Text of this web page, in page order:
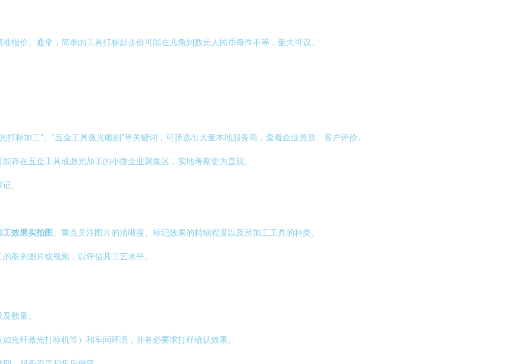
报价。通常，简单的工具打标起步价可能在几角到数元人民币每件不等，量大可议。
打标加工”、“五金工具激光雕刻”等关键词，可筛选出大量本地服务商，查看企业资质、客户评价。
存在五金工具或激光加工的小微企业聚集区，实地考察更为直观。
。
工效果实拍图 。重点关注图片的清晰度、标记效果的精细程度以及所加工工具的种类。
案例图片或视频，以评估其工艺水平。
数量。
光纤激光打标机等）和车间环境，并务必要求打样确认效果。